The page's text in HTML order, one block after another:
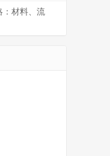
：材料、流